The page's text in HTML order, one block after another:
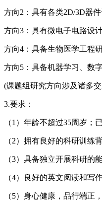
方向2：具有各类2D/3D器
方向3：具有微电子电路设
方向4：具备生物医学工程
方向5：具备机器学习、数
(课题组研究方向涉及诸多
3.要求：
（1）年龄不超过35周岁
（2）拥有良好的科研训练
（3）具备独立开展科研的
（4）良好的英文阅读和写
（5）身心健康，品行端正